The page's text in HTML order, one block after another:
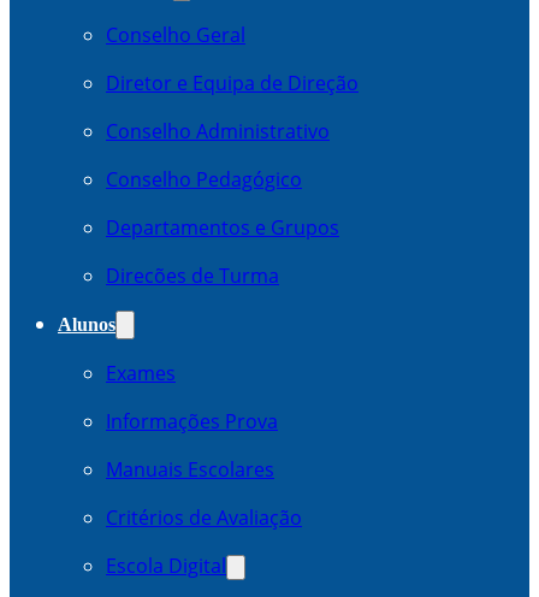
Conselho Geral
Diretor e Equipa de Direção
Conselho Administrativo
Conselho Pedagógico
Departamentos e Grupos
Direcões de Turma
Alunos
Exames
Informações Prova
Manuais Escolares
Critérios de Avaliação
Escola Digital